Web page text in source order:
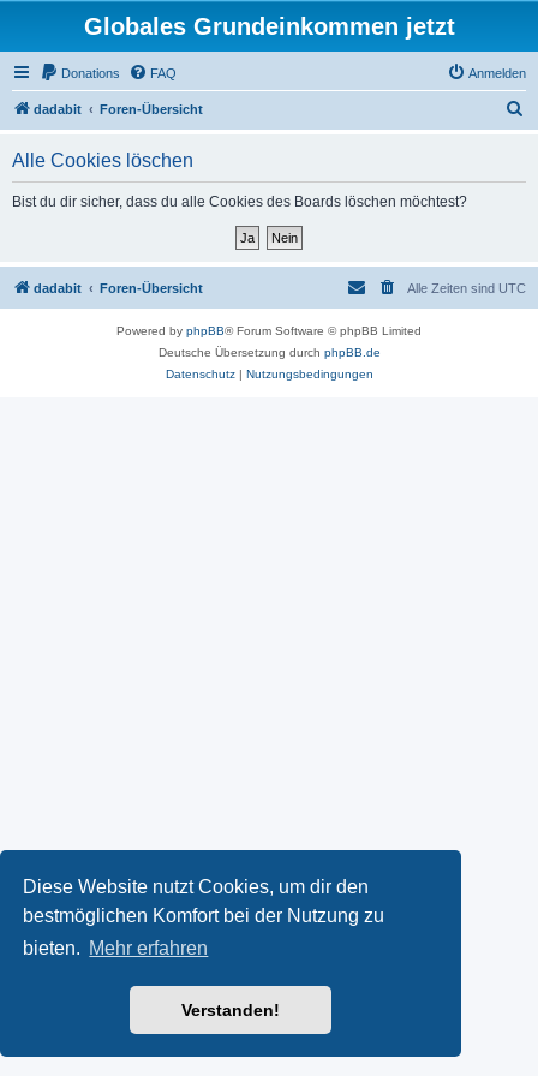
Diese Website nutzt Cookies, um dir den
bestmöglichen Komfort bei der Nutzung zu
bieten. Mehr erfahren
Verstanden!
Globales Grundeinkommen jetzt
Donations FAQ Anmelden
dadabit Foren-Übersicht
Alle Cookies löschen
Bist du dir sicher, dass du alle Cookies des Boards löschen möchtest?
dadabit Foren-Übersicht Alle Zeiten sind UTC
Powered by phpBB® Forum Software © phpBB Limited
Deutsche Übersetzung durch phpBB.de
Datenschutz| Nutzungsbedingungen